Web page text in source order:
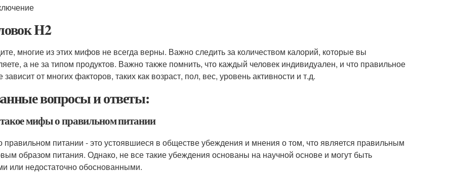
H2
многие из этих мифов не всегда верны. Важно следить за количеством калорий, которые вы
а не за типом продуктов. Важно также помнить, что каждый человек индивидуален, и что правильное
зависит от многих факторов, таких как возраст, пол, вес, уровень активности и т.д.
вопросы и ответы:
мифы о правильном питании
питании - это устоявшиеся в обществе убеждения и мнения о том, что является правильным
образом питания. Однако, не все такие убеждения основаны на научной основе и могут быть
или недостаточно обоснованными.